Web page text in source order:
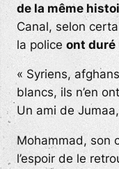
de la même
Canal, selon
la police ont duré
« Syriens,
blancs, ils n’en
Un ami de
Mohammad, son
l’espoir de le